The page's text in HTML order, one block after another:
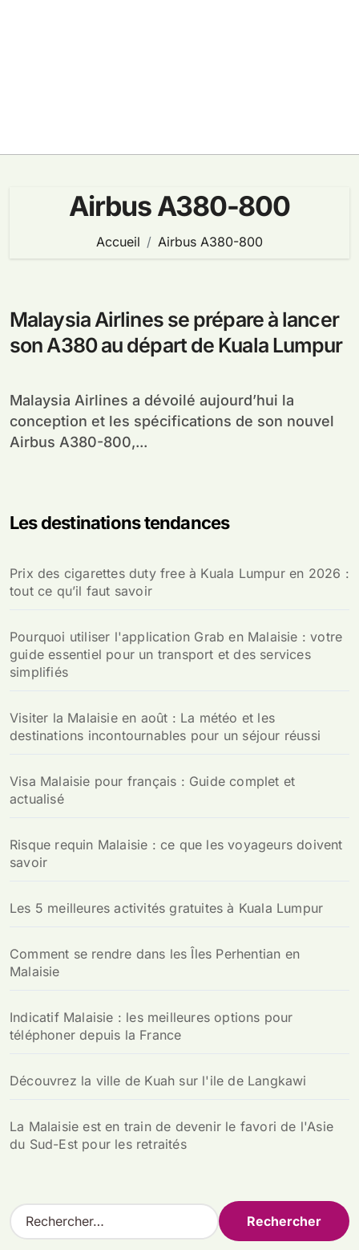
Airbus A380-800
Accueil Airbus A380-800
Malaysia Airlines se prépare à lancer
son A380 au départ de Kuala Lumpur
Malaysia Airlines a dévoilé aujourd’hui la
conception et les spécifications de son nouvel
Airbus A380-800,...
Les destinations tendances
Prix des cigarettes duty free à Kuala Lumpur en 2026 :
tout ce qu’il faut savoir
Pourquoi utiliser l'application Grab en Malaisie : votre
guide essentiel pour un transport et des services
simplifiés
Visiter la Malaisie en août : La météo et les
destinations incontournables pour un séjour réussi
Visa Malaisie pour français : Guide complet et
actualisé
Risque requin Malaisie : ce que les voyageurs doivent
savoir
Les 5 meilleures activités gratuites à Kuala Lumpur
Comment se rendre dans les Îles Perhentian en
Malaisie
Indicatif Malaisie : les meilleures options pour
téléphoner depuis la France
Découvrez la ville de Kuah sur l'ile de Langkawi
La Malaisie est en train de devenir le favori de l'Asie
du Sud-Est pour les retraités
R
e